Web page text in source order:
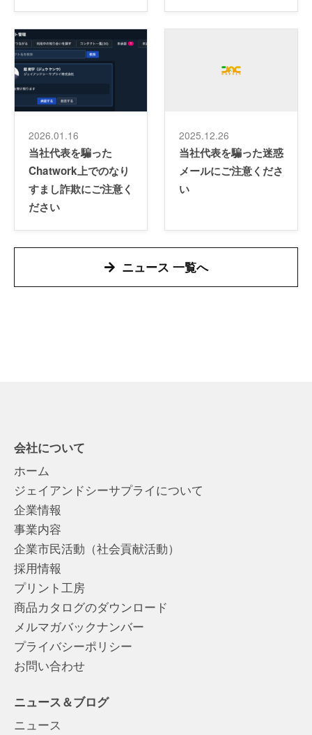
2026.01.16
当社代表を騙った
Chatwork上でのなり
すまし詐欺にご注意く
ださい
2025.12.26
当社代表を騙った迷惑
メールにご注意くださ
い
ニュース 一覧へ
会社について
ホーム
ジェイアンドシーサプライについて
企業情報
事業内容
企業市民活動（社会貢献活動）
採用情報
プリント工房
商品カタログのダウンロード
メルマガバックナンバー
プライバシーポリシー
お問い合わせ
ニュース＆ブログ
ニュース